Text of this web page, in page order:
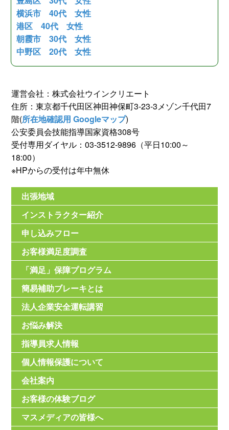
横浜市 40代 女性
港区 40代 女性
朝霞市 30代 女性
中野区 20代 女性
運営会社：株式会社ウインクリエート
住所：東京都千代田区神田神保町3-23-3メゾン千代田7
階(所在地確認用 Googleマップ)
公安委員会技能指導国家資格308号
受付専用ダイヤル：03-3512-9896（平日10:00～
18:00）
※HPからの受付は年中無休
出張地域
インストラクター紹介
申し込みフロー
お客様満足度調査
「満足」保障プログラム
簡易補助ブレーキとは
法人企業安全運転講習
お悩み解決
指導員求人情報
個人情報保護について
会社案内
お客様の体験ブログ
マスメディアの皆様へ